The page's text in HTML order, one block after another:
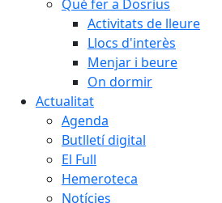
Què fer a Dosrius
Activitats de lleure
Llocs d'interès
Menjar i beure
On dormir
Actualitat
Agenda
Butlletí digital
El Full
Hemeroteca
Notícies